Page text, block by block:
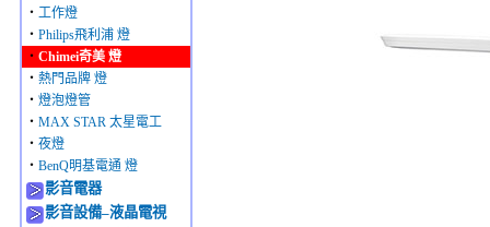
‧ 工作燈
‧ Philips飛利浦 燈
‧ Chimei奇美 燈
‧ 熱門品牌 燈
‧ 燈泡燈管
‧ MAX STAR 太星電工
‧ 夜燈
‧ BenQ明基電通 燈
影音電器
影音設備–液晶電視